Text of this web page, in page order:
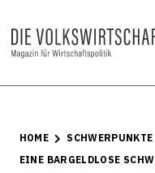
HOME
SCHWERPUNKTE
EINE BARGELDLOSE